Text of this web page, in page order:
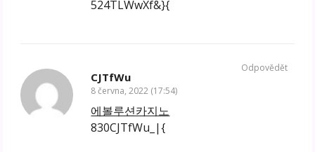
524TLWwXf&}{
CJTfWu
8 června, 2022 (17:54)
에볼루션카지노
830CJTfWu_|{
Odpovědět